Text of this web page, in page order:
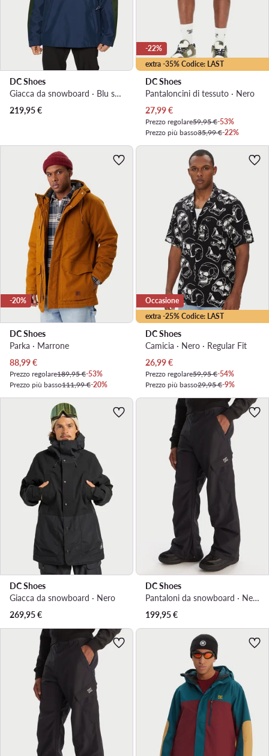
DC Shoes
Giacca da snowboard · Blu scuro
219,95€
extra -35% Codice: LAST
-22%
DC Shoes
Pantaloncini di tessuto · Nero
Prezzo attuale
27,99€
Prezzo regolare59,95 €-53%
Prezzo più basso35,99 €-22%
-20%
DC Shoes
Parka · Marrone
Prezzo attuale
88,99€
Prezzo regolare189,95 €-53%
Prezzo più basso111,99 €-20%
extra -25% Codice: LAST
Occasione
DC Shoes
Camicia · Nero · Regular Fit
Prezzo attuale
26,99€
Prezzo regolare59,95 €-54%
Prezzo più basso29,95 €-9%
DC Shoes
Giacca da snowboard · Nero
269,95€
DC Shoes
Pantaloni da snowboard · Nero
199,95€